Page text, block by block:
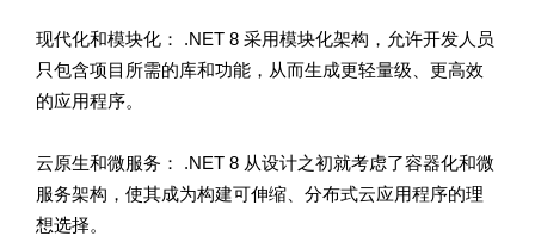
现代化和模块化： .NET 8 采用模块化架构，允许开发人员
只包含项目所需的库和功能，从而生成更轻量级、更高效
的应用程序。
云原生和微服务： .NET 8 从设计之初就考虑了容器化和微
服务架构，使其成为构建可伸缩、分布式云应用程序的理
想选择。